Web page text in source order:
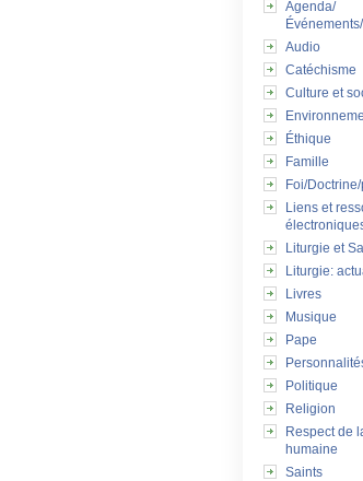
Agenda/
Audio
Catéchisme
Culture et
Éthique
Famille
Foi/
Liens et
Liturgie et
Liturgie:
Livres
Musique
Pape
Politique
Religion
Respect de
humaine
Saints